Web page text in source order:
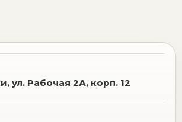
ул. Рабочая 2А, корп. 12